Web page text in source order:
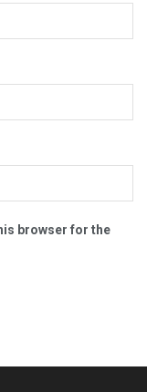
browser for the